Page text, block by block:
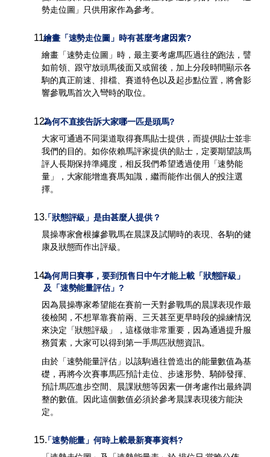
勢走位圖」只供用家作為參考。
11.
繪畫「速勢走位圖」時有甚麼考慮因素?
繪畫「速勢走位圖」時，最主要考慮馬匹過往的跑法，譬
如前領、跟守放頭馬後面又或留後，加上分段時間顯示各
駒的真正前速、排檔、賽道特色以及起步點位置，將會影
響參戰馬首次入彎時的取位。
12.
為何不直接告訴大家哪一匹是頭馬?
大家可通過不同渠道取得賽馬貼士提供，而提供貼士並非
我們的目的。如你依賴馬評家提供的貼士，定要期望該馬
評人長期保持準繩度，相反我們希望透過使用「速勢能
量」，大家能增進賽馬知識，繼而能作出個人的投注選
擇。
13.
「狀態評級」是由甚麼人提供？
晨操專家會根據參戰馬在晨課及試閘時的表現、各駒的健
康及狀態而作出評級。
14.
為何周日賽事，要到預售日中午才能上載「狀態評級」
及「速勢能量評估」?
因為晨操專家希望能在賽前一天對參戰馬的晨課表現作最
後檢閱，不想單靠賽前兩、三天甚至更早時段的操練情況
來決定「狀態評級」，這樣做非常重要，因為通過提升服
務質素，大家可以得到第一手馬匹狀態資訊。
由於「速勢能量評估」以該駒過往曾造出的能量數值為基
礎，再將今次賽事馬匹預計走位、步速形勢、騎師發揮、
預計馬匹進步空間、晨課狀態等因素一併考慮作出最終調
整的數值。因此這個數值必須於參考晨課表現後方能決
定。
15.
「速勢能量」何時上載最新賽事資料?